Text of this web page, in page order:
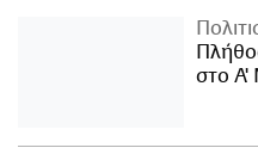
στο Α'